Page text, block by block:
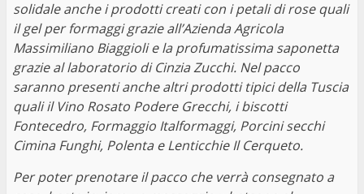
solidale anche i prodotti creati con i petali di rose quali
il gel per formaggi grazie all’Azienda Agricola
Massimiliano Biaggioli e la profumatissima saponetta
grazie al laboratorio di Cinzia Zucchi. Nel pacco
saranno presenti anche altri prodotti tipici della Tuscia
quali il Vino Rosato Podere Grecchi, i biscotti
Fontecedro, Formaggio Italformaggi, Porcini secchi
Cimina Funghi, Polenta e Lenticchie Il Cerqueto.
Per poter prenotare il pacco che verrà consegnato a